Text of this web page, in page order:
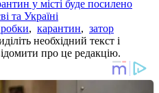
у місті буде посилено
та Україні
, карантин, затор
необхідний текст і
про це редакцію.